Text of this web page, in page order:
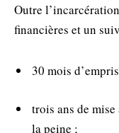
Outre
financières et un
30 mois
trois ans de
la peine ;